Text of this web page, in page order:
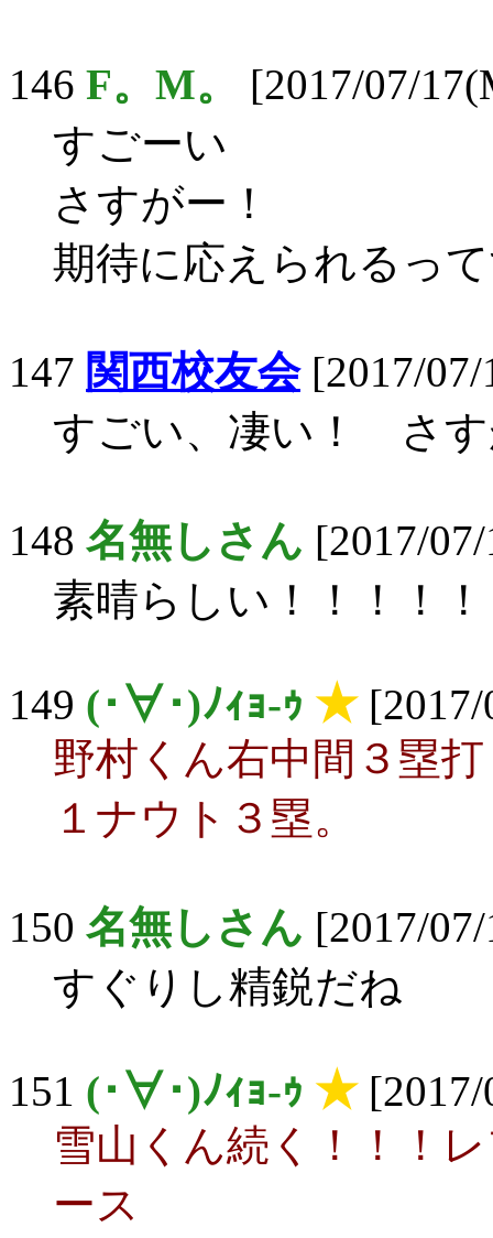
146 F。M。
[2017/07/
すごーい
さすがー！
期待に応えられるっ
147 関西校友会[2017/07/
すごい、凄い！ さす
148 名無しさん [2017/
素晴らしい！！！！！
149 (･∀･)ﾉｨｮ-ｩ ★[2017/
野村くん右中間３塁
１ナウト３塁。
150 名無しさん [2017/
すぐりし精鋭だね
151 (･∀･)ﾉｨｮ-ｩ ★[2017/
雪山くん続く！！！
ース